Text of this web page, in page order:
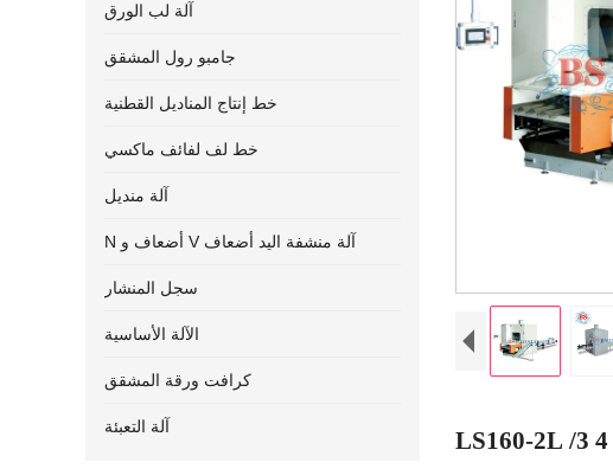
LS160-2L /
آلة لب الورق
جامبو رول المشقق
خط إنتاج المناديل القطنية
خط لف لفائف ماكسي
آلة منديل
N أضعاف و V آلة منشفة اليد أضعاف
سجل المنشار
الآلة الأساسية
كرافت ورقة المشقق
آلة التعبئة